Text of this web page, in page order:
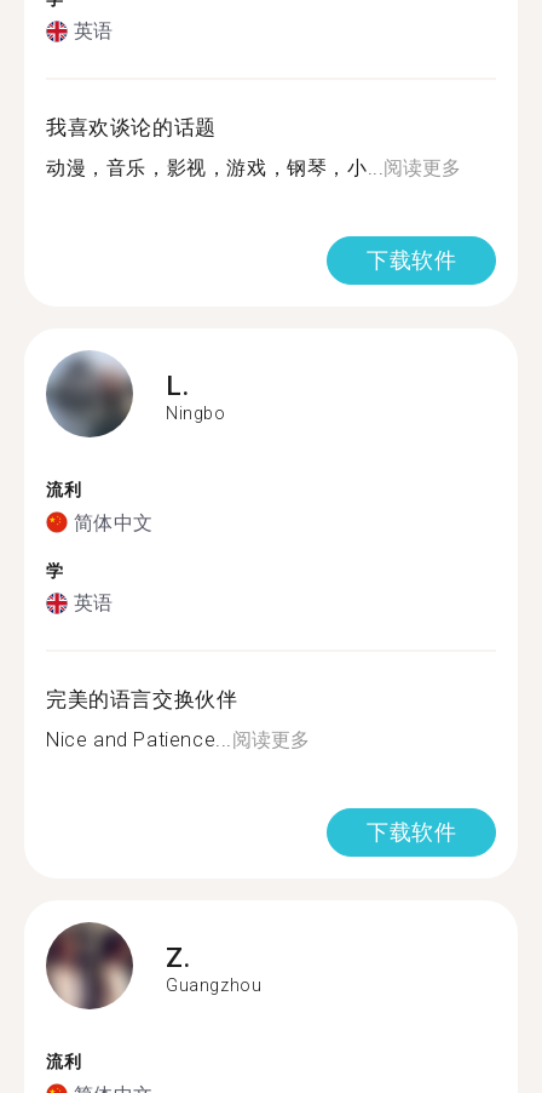
英语
我喜欢谈论的话题
动漫，音乐，影视，游戏，钢琴，小...阅读更多
下载软件
L.
Ningbo
流利
简体中文
学
英语
完美的语言交换伙伴
Nice and Patience...阅读更多
下载软件
Z.
Guangzhou
流利